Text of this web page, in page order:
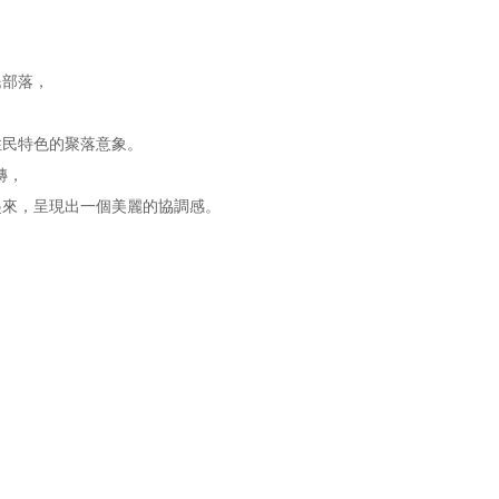
落，
特色的聚落意象。
，呈現出一個美麗的協調感。